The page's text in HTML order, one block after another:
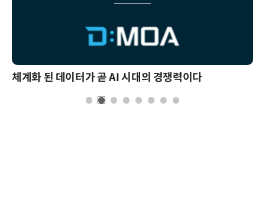
체계화 된 데이터가 곧 AI 시대의 경쟁력이다